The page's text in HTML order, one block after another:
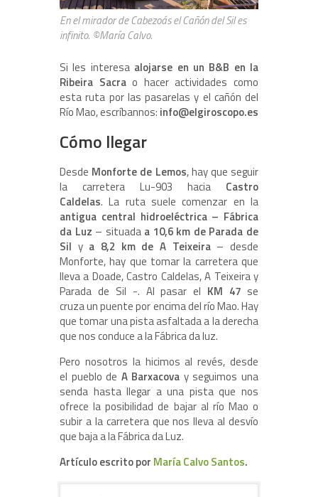
En el mirador de Cabezoás el Cañón del Sil es
infinito. ©María Calvo.
Si les interesa alojarse en un B&B en la
Ribeira Sacrao hacer actividades como
esta ruta por las pasarelas y el cañón del
Río Mao, escríbannos: info@elgiroscopo.es
Cómo llegar
Desde Monforte de Lemos, hay que seguir
la carretera Lu-903 hacia Castro
Caldelas. La ruta suele comenzar en la
antigua central hidroeléctrica – Fábrica
da Luz – situadaa 10,6 km de Parada de
Sil y a 8,2 km de A Teixeira– desde
Monforte, hay que tomar la carretera que
lleva a Doade, Castro Caldelas, A Teixeira y
Parada de Sil -. Al pasar el KM 47 se
cruza un puente por encima del río Mao. Hay
que tomar una pista asfaltada a la derecha
que nos conduce a la Fábrica da luz.
Pero nosotros la hicimos al revés, desde
el pueblo de A Barxacova y seguimos una
senda hasta llegar a una pista que nos
ofrece la posibilidad de bajar al río Mao o
subir a la carretera que nos lleva al desvío
que baja a la Fábrica da Luz.
Artículo escrito por María Calvo Santos.